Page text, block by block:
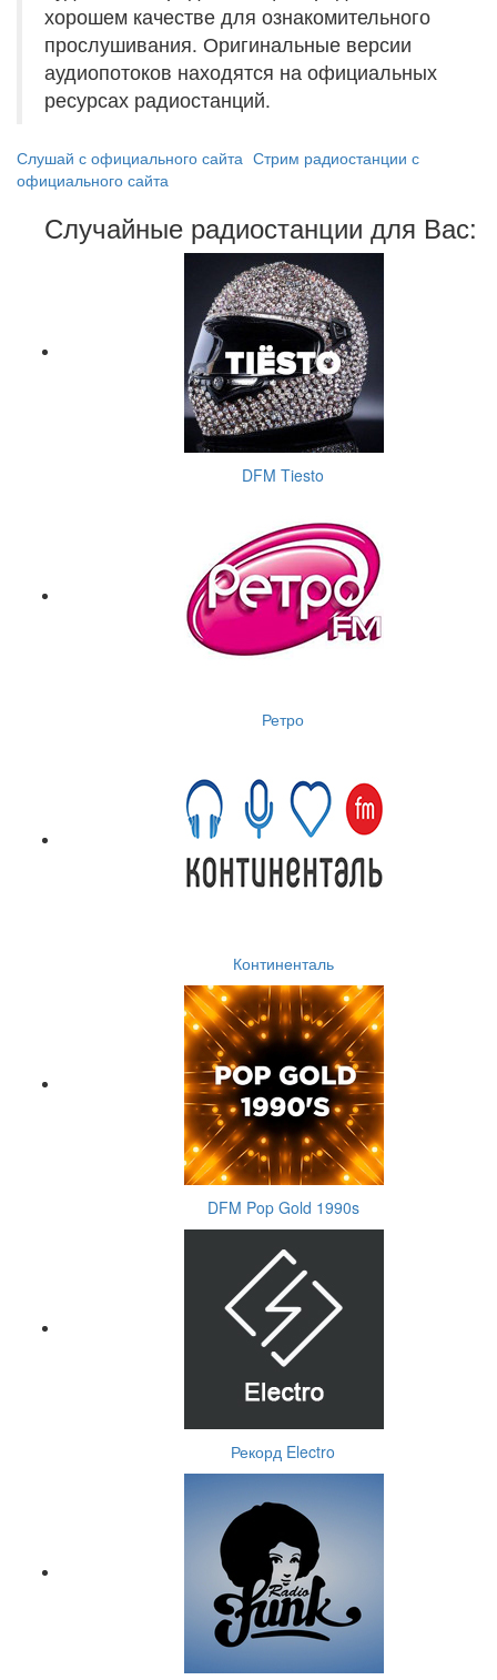
хорошем качестве для ознакомительного
прослушивания. Оригинальные версии
аудиопотоков находятся на официальных
ресурсах радиостанций.
Слушай с официального сайта Стрим радиостанции с
официального сайта
Случайные радиостанции для Вас:
DFM Tiesto
Ретро
Континенталь
DFM Pop Gold 1990s
Рекорд Electro